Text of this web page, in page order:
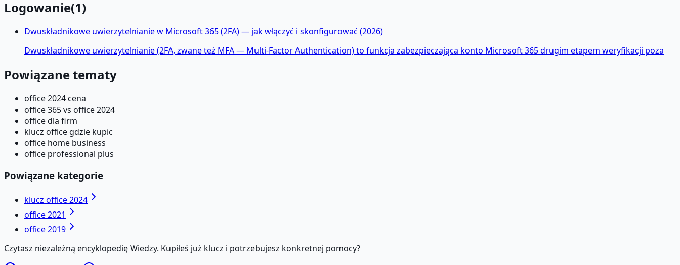
Logowanie(1)
Dwuskładnikowe uwierzytelnianie w Microsoft 365 (2FA) — jak włączyć i skonfigurować (2026)
Dwuskładnikowe uwierzytelnianie (2FA, zwane też MFA — Multi-Factor Authentication) to funkcja zabezpieczająca konto Microsoft 365 drugim etapem weryfikacji poza
Powiązane tematy
office 2024 cena
office 365 vs office 2024
office dla firm
klucz office gdzie kupic
office home business
office professional plus
Powiązane kategorie
klucz office 2024
office 2021
office 2019
Czytasz niezależną encyklopedię Wiedzy. Kupiłeś już klucz i potrzebujesz konkretnej pomocy?